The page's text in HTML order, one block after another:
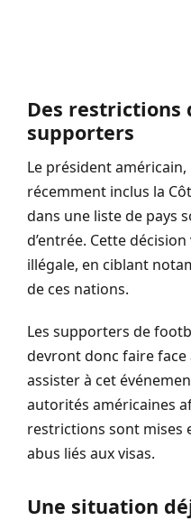
Des restrictions
supporters
Le président
récemment inclus la
dans une liste de pays
d’entrée. Cette
illégale, en ciblant
de ces nations.
Les supporters de
devront donc faire
assister à cet
autorités américaines
restrictions sont mises
abus liés aux visas.
Une situation